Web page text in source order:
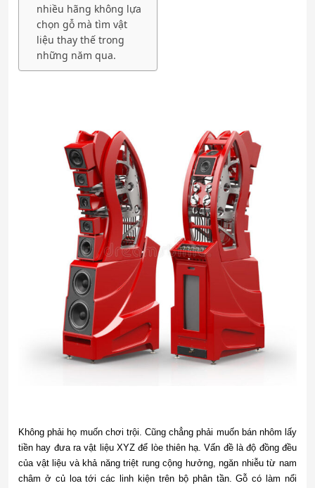
nhiều hãng không lựa
chọn gỗ mà tìm vật
liệu thay thế trong
những năm qua.
Không phải họ muốn chơi trội. Cũng chẳng phải muốn bán nhôm lấy
tiền hay đưa ra vật liệu XYZ để lòe thiên hạ. Vấn đề là độ đồng đều
của vật liệu và khả năng triệt rung cộng hưởng, ngăn nhiễu từ nam
châm ở củ loa tới các linh kiện trên bộ phân tần. Gỗ có làm nổi